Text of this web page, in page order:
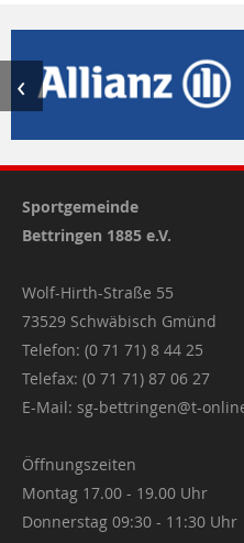
‹
Sportgemeinde
Bettringen 1885 e.V.
Wolf-Hirth-Straße 55
73529 Schwäbisch Gmünd
Telefon: (0 71 71) 8 44 25
Telefax: (0 71 71) 87 06 27
E-Mail: sg-bettringen@t-
Öffnungszeiten
Montag 17.00 - 19.00 Uhr
Donnerstag 09:30 - 11:30 Uhr